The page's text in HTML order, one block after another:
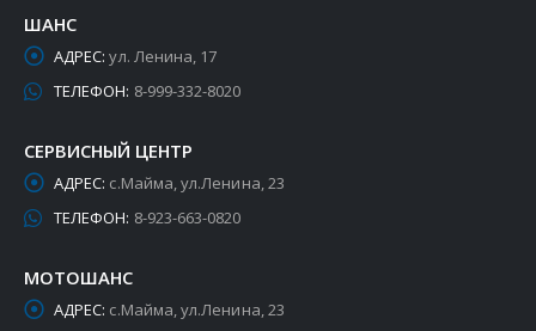
ШАНС
АДРЕС: ул. Ленина, 17
ТЕЛЕФОН: 8-999-332-8020
СЕРВИСНЫЙ ЦЕНТР
АДРЕС: с.Майма, ул.Ленина, 23
ТЕЛЕФОН: 8-923-663-0820
МОТОШАНС
АДРЕС: с.Майма, ул.Ленина, 23